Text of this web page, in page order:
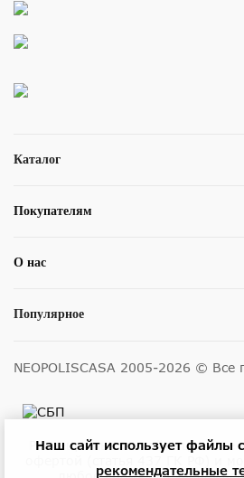
Каталог
Покупателям
О нас
Популярное
NEOPOLISCASA 2005-2026 © Все
Размещенные на сайте цены не
Наш сайт использует файлы
рекомендательные